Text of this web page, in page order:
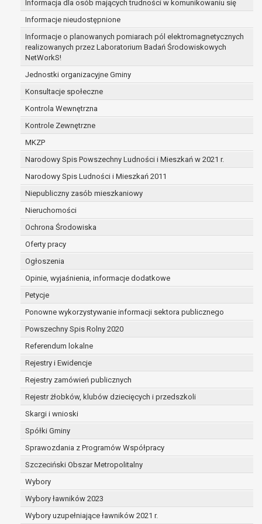
Informacja dla osób mających trudności w komunikowaniu się
Informacje nieudostępnione
Informacje o planowanych pomiarach pól elektromagnetycznych
realizowanych przez Laboratorium Badań Środowiskowych
NetWorkS!
Jednostki organizacyjne Gminy
Konsultacje społeczne
Kontrola Wewnętrzna
Kontrole Zewnętrzne
MKZP
Narodowy Spis Powszechny Ludności i Mieszkań w 2021 r.
Narodowy Spis Ludności i Mieszkań 2011
Niepubliczny zasób mieszkaniowy
Nieruchomości
Ochrona Środowiska
Oferty pracy
Ogłoszenia
Opinie, wyjaśnienia, informacje dodatkowe
Petycje
Ponowne wykorzystywanie informacji sektora publicznego
Powszechny Spis Rolny 2020
Referendum lokalne
Rejestry i Ewidencje
Rejestry zamówień publicznych
Rejestr żłobków, klubów dziecięcych i przedszkoli
Skargi i wnioski
Spółki Gminy
Sprawozdania z Programów Współpracy
Szczeciński Obszar Metropolitalny
Wybory
Wybory ławników 2023
Wybory uzupełniające ławników 2021 r.
zabezpieczenia ewentualnych roszczeń, a w
przypadku wyrażenia zgody na przetwarzanie
danych po zakończeniu i rozliczeniu umowy, do
czasu wycofania tej zgody.
Ponadto w przypadku umów o dofinansowanie
dane osobowe od momentu pozyskania
przechowywane są przez okres wynikający z
umowy o dofinansowanie zawartej między
beneficjentem a określoną instytucją, trwałości
danego projektu i konieczności zachowania
dokumentacji projektu do celów kontrolnych.
W związku z przetwarzaniem przez
administratora danych osobowych przysługuje
Pani/Panu:
prawo dostępu do treści danych oraz
otrzymywania ich kopii na podstawie art. 15
RODO;
prawo do żądania sprostowania danych na
w przypadku gdy:
dane są nieprawidłowe lub
niekompletne;
osobowych (tzw. prawo do bycia
zapomnianym) na podstawie art. 17 RODO,
w przypadku gdy:
dane nie są już niezbędne do celów,
sposób przetwarzane,
osoba, której dane dotyczą, wniosła
sprzeciw wobec przetwarzania
osoba, której dane dotyczą wycofała
osobowych, która jest podstawą
przetwarzania danych i nie ma innej
podstawy prawnej przetwarzania
dane osobowe przetwarzane są
niezgodnie z prawem,